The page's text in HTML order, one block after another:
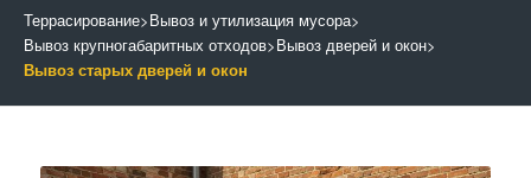
Террасирование>Вывоз и утилизация мусора>
Вывоз крупногабаритных отходов>Вывоз дверей и окон>
Вывоз старых дверей и окон